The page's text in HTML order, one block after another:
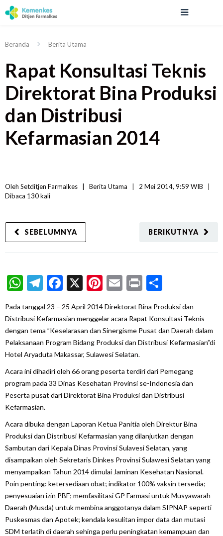
Beranda Berita Utama
Rapat Konsultasi Teknis
Direktorat Bina Produksi
dan Distribusi
Kefarmasian 2014
Oleh Setditjen Farmalkes Berita Utama 2 Mei 2014, 9:59 WIB
Dibaca 130 kali
BERIKUTNYA
SEBELUMNYA
WhatsApp
Telegram
Facebook
X Pinterest
Email
Print
Pada tanggal 23 – 25 April 2014 Direktorat Bina Produksi dan
Distribusi Kefarmasian menggelar acara Rapat Konsultasi Teknis
dengan tema ”Keselarasan dan Sinergisme Pusat dan Daerah dalam
Pelaksanaan Program Bidang Produksi dan Distribusi Kefarmasian”di
Hotel Aryaduta Makassar, Sulawesi Selatan.
Acara ini dihadiri oleh 66 orang peserta terdiri dari Pemegang
program pada 33 Dinas Kesehatan Provinsi se-Indonesia dan
Peserta pusat dari Direktorat Bina Produksi dan Distribusi
Kefarmasian.
Acara dibuka dengan Laporan Ketua Panitia oleh Direktur Bina
Produksi dan Distribusi Kefarmasian yang dilanjutkan dengan
Sambutan dari Kepala Dinas Provinsi Sulavesi Selatan, yang
disampaikan oleh Sekretaris Dinkes Provinsi Sulawesi Selatan yang
menyampaikan Tahun 2014 dimulai Jaminan Kesehatan Nasional.
Poin penting: ketersediaan obat; indikator 100% vaksin tersedia;
penyesuaian izin PBF; memfasilitasi GP Farmasi untuk Musyawarah
Daerah (Musda) untuk membina anggotanya dalam SIPNAP seperti
Puskesmas dan Apotek; kendala kesulitan impor data dan mutasi
SDM terlatih di daerah sehinga perlu peningkatan kemampuan dan